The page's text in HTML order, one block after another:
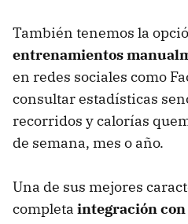
También tenemos la
entrenamientos
en redes sociales como
consultar estadísticas
recorridos y calorías
de semana, mes o año.
Una de sus mejores
completa integración